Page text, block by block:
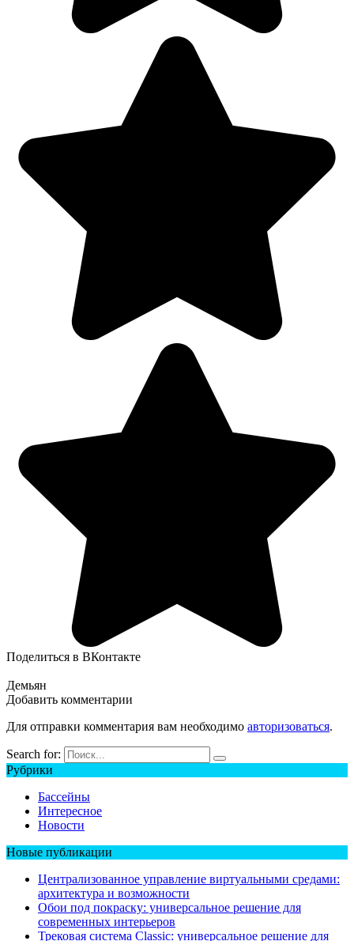
Поделиться в ВКонтакте
Демьян
Добавить комментарии
Для отправки комментария вам необходимо авторизоваться.
Search for:
Рубрики
Бассейны
Интересное
Новости
Новые публикации
Централизованное управление виртуальными средами:
архитектура и возможности
Обои под покраску: универсальное решение для
современных интерьеров
Трековая система Classic: универсальное решение для